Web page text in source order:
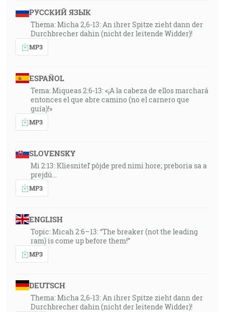
РУССКИЙ ЯЗЫК
Thema: Micha 2,6-13: An ihrer Spitze zieht dann der
Durchbrecher dahin (nicht der leitende Widder)!
MP3
ESPAÑOL
Tema: Miqueas 2:6-13: «¡A la cabeza de ellos marchará
entonces el que abre camino (no el carnero que
guía)!»
MP3
SLOVENSKY
Mi 2:13: Kliesniteľ pôjde pred nimi hore; preboria sa a
prejdú…
MP3
ENGLISH
Topic: Micah 2:6–13: “The breaker (not the leading
ram) is come up before them!”
MP3
DEUTSCH
Thema: Micha 2,6-13: An ihrer Spitze zieht dann der
Durchbrecher dahin (nicht der leitende Widder)!